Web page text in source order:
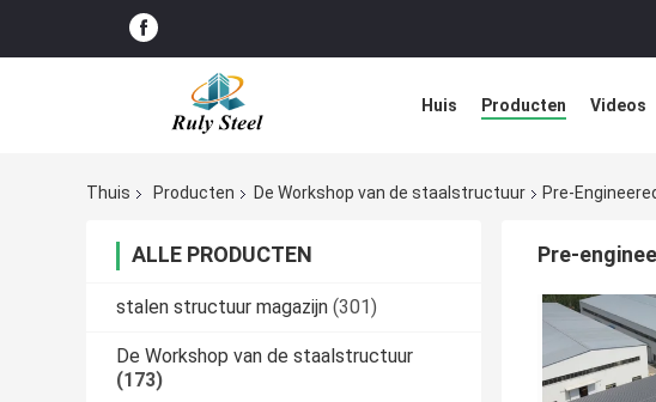
Huis Producten Videos
Thuis
Producten De Workshop van de staalstructuur Pre-
ALLE PRODUCTEN
stalen structuur magazijn (301)
De Workshop van de staalstructuur
(173)
Pre-